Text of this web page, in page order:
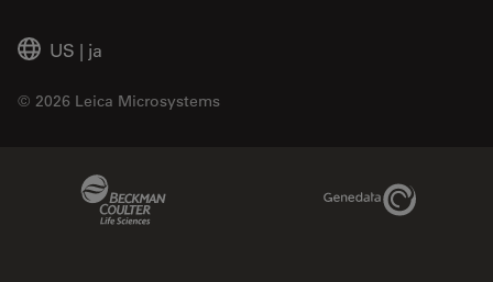
US | ja
© 2026 Leica Microsystems
Genedata Link